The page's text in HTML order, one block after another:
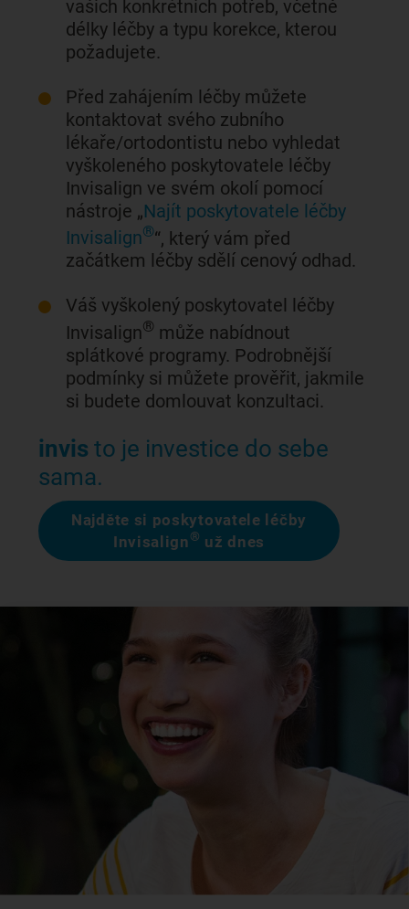
vašich konkrétních potřeb, včetně
délky léčby a typu korekce, kterou
požadujete.
Před zahájením léčby můžete
kontaktovat svého zubního
lékaře/ortodontistu nebo vyhledat
vyškoleného poskytovatele léčby
Invisalign ve svém okolí pomocí
nástroje „Najít poskytovatele léčby
Invisalign®“, který vám před
začátkem léčby sdělí cenový odhad.
Váš vyškolený poskytovatel léčby
Invisalign® může nabídnout
splátkové programy. Podrobnější
podmínky si můžete prověřit, jakmile
si budete domlouvat konzultaci.
invis to je investice do sebe
sama.
Najděte si poskytovatele léčby
Invisalign® už dnes